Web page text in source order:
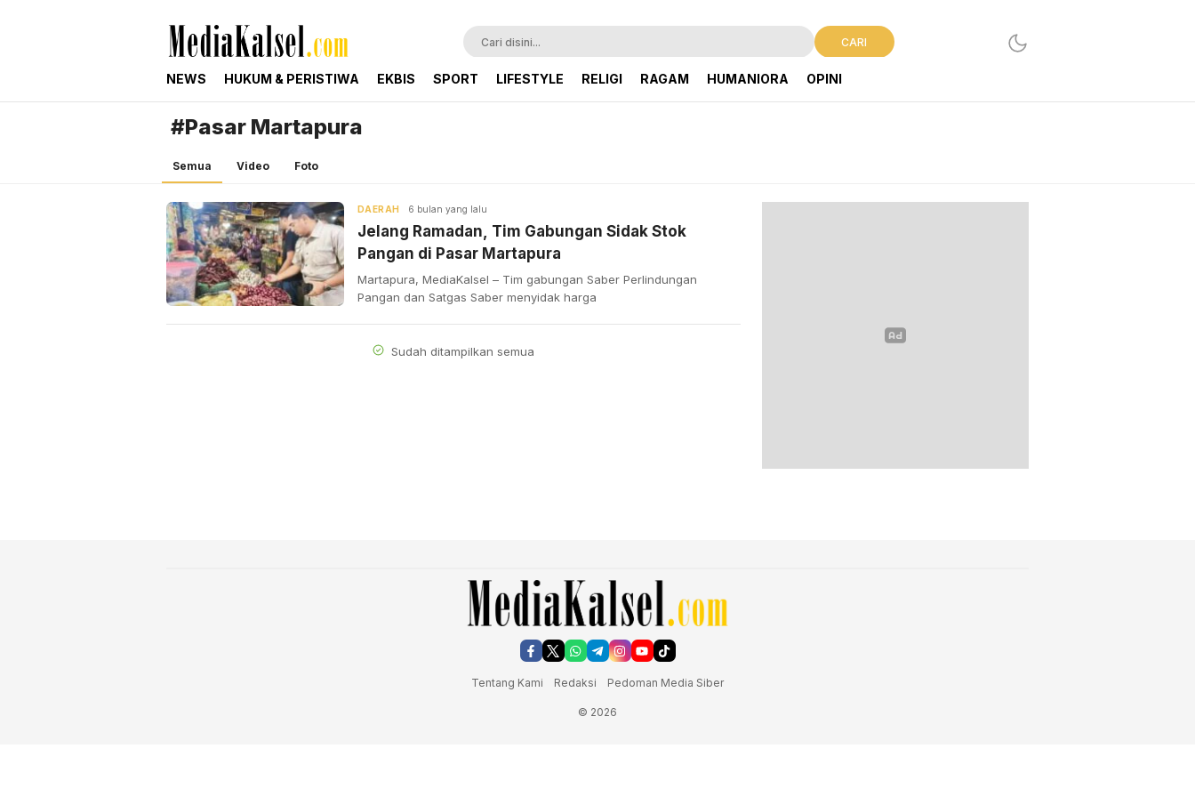
mediakalsel.com
Berita Update Banua
CARI
NEWS HUKUM & PERISTIWA EKBIS SPORT LIFESTYLE RELIGI RAGAM HUMANIORA OPINI
#Pasar Martapura
Semua Video Foto
DAERAH 6 bulan yang lalu
Jelang Ramadan, Tim Gabungan Sidak Stok
Pangan di Pasar Martapura
Martapura, MediaKalsel – Tim gabungan Saber Perlindungan
Pangan dan Satgas Saber menyidak harga
Sudah ditampilkan semua
Tentang Kami Redaksi Pedoman Media Siber
© 2026